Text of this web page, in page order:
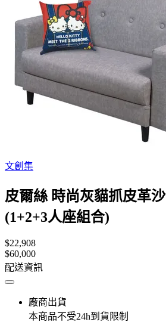
文創集
皮爾絲 時尚灰貓抓皮革
(1+2+3人座組合)
$22,908
$60,000
配送資訊
廠商出貨
本商品不受24h到貨限制